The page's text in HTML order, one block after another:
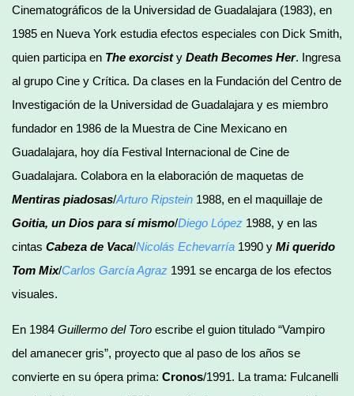
Cinematográficos de la Universidad de Guadalajara (1983), en
1985 en Nueva York estudia efectos especiales con Dick Smith,
quien participa en The exorcisty Death Becomes Her. Ingresa
al grupo Cine y Crítica. Da clases en la Fundación del Centro de
Investigación de la Universidad de Guadalajara y es miembro
fundador en 1986 de la Muestra de Cine Mexicano en
Guadalajara, hoy día Festival Internacional de Cine de
Guadalajara. Colabora en la elaboración de maquetas de
Mentiras piadosas/Arturo Ripstein 1988, en el maquillaje de
Goitia, un Dios para sí mismo/Diego López 1988, y en las
cintas Cabeza de Vaca/Nicolás Echevarría 1990 y Mi querido
Tom Mix/Carlos García Agraz 1991 se encarga de los efectos
visuales.
En 1984 Guillermo del Toro escribe el guion titulado “Vampiro
del amanecer gris”, proyecto que al paso de los años se
convierte en su ópera prima: Cronos/1991. La trama: Fulcanelli